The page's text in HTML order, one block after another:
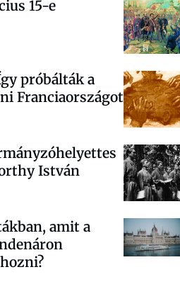
15-e
próbálták a
Franciaországot
István
amit a